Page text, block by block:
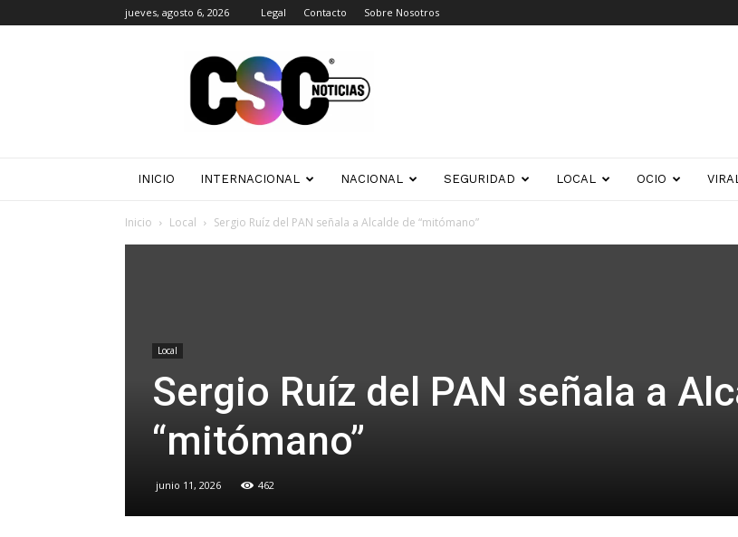
jueves, agosto 6, 2026 Legal Contacto Sobre Nosotros
Noticias
INICIO INTERNACIONAL NACIONAL SEGURIDAD LOCAL OCIO
Inicio Local Sergio Ruíz del PAN señala a Alcalde de “mitómano”
Local
Sergio Ruíz del PAN señala a
“mitómano”
junio 11, 2026 462